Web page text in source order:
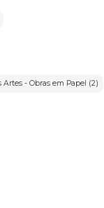
Artes - Obras em Papel (2)